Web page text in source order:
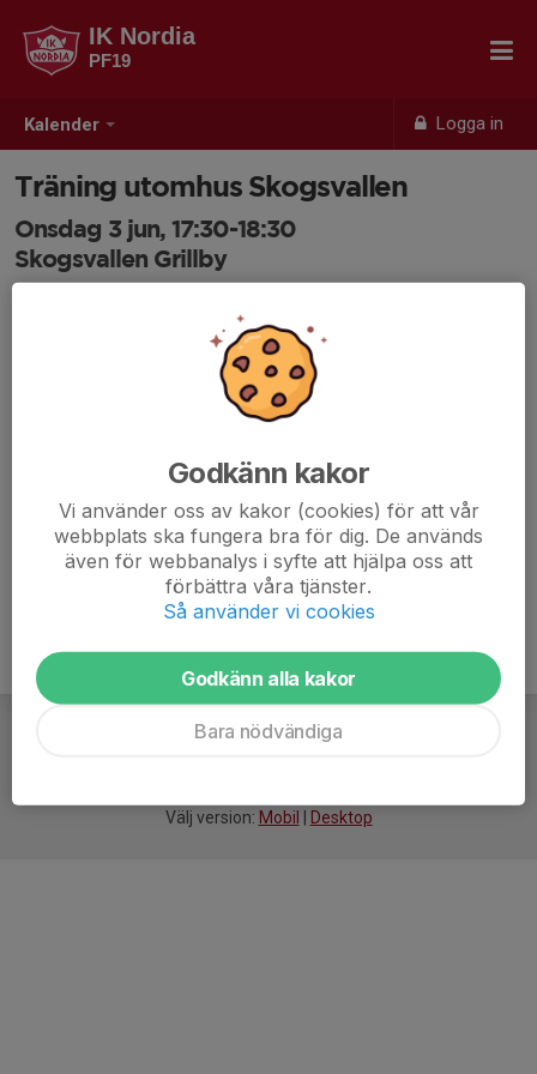
Kalender Logga in
IK Nordia
PF19
Träning utomhus Skogsvallen
Onsdag 3 jun, 17:30-18:30
Skogsvallen Grillby
Välj version: Mobil Desktop
Godkänn kakor
Vi använder oss av kakor (cookies) för att vår
webbplats ska fungera bra för dig. De används
även för webbanalys i syfte att hjälpa oss att
förbättra våra tjänster.
Så använder vi cookies
Godkänn alla kakor
Bara nödvändiga